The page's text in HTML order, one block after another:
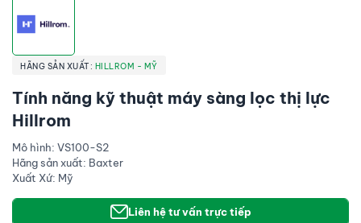
HÃNG SẢN XUẤT: HILLROM - MỸ
Tính năng kỹ thuật máy sàng lọc thị lực
Hillrom
Mô hình: VS100-S2
Hãng sản xuất: Baxter
Xuất Xứ: Mỹ
Liên hệ tư vấn trực tiếp